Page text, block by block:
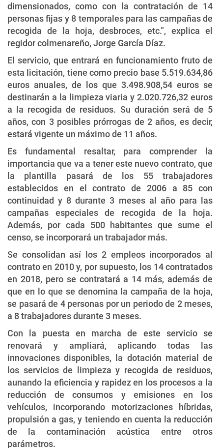
dimensionados, como con la contratación de 14
personas fijas y 8 temporales para las campañas de
recogida de la hoja, desbroces, etc.”, explica el
regidor colmenareño, Jorge García Díaz.
El servicio, que entrará en funcionamiento fruto de
esta licitación, tiene como precio base 5.519.634,86
euros anuales, de los que 3.498.908,54 euros se
destinarán a la limpieza viaria y 2.020.726,32 euros
a la recogida de residuos. Su duración será de 5
años, con 3 posibles prórrogas de 2 años, es decir,
estará vigente un máximo de 11 años.
Es fundamental resaltar, para comprender la
importancia que va a tener este nuevo contrato, que
la plantilla pasará de los 55 trabajadores
establecidos en el contrato de 2006 a 85 con
continuidad y 8 durante 3 meses al año para las
campañas especiales de recogida de la hoja.
Además, por cada 500 habitantes que sume el
censo, se incorporará un trabajador más.
Se consolidan así los 2 empleos incorporados al
contrato en 2010 y, por supuesto, los 14 contratados
en 2018, pero se contratará a 14 más, además de
que en lo que se denomina la campaña de la hoja,
se pasará de 4 personas por un periodo de 2 meses,
a 8 trabajadores durante 3 meses.
Con la puesta en marcha de este servicio se
renovará y ampliará, aplicando todas las
innovaciones disponibles, la dotación material de
los servicios de limpieza y recogida de residuos,
aunando la eficiencia y rapidez en los procesos a la
reducción de consumos y emisiones en los
vehículos, incorporando motorizaciones híbridas,
propulsión a gas, y teniendo en cuenta la reducción
de la contaminación acústica entre otros
parámetros.